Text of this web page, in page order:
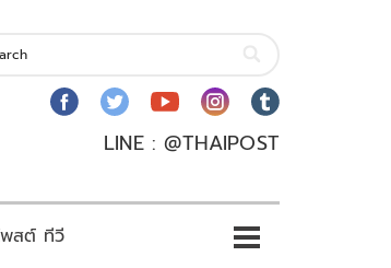
LINE : @THAIPOST
พสต์ ทีวี